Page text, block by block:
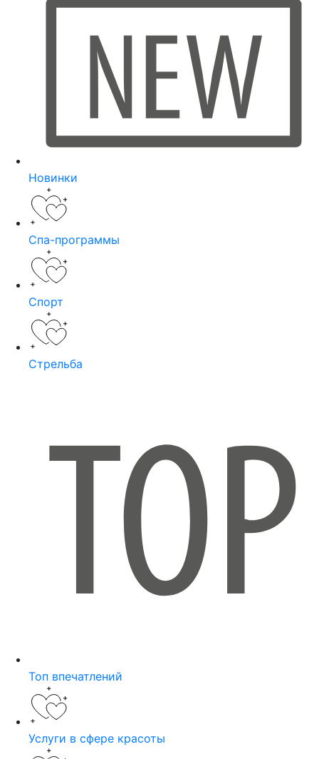
Новинки
Спа-программы
Спорт
Стрельба
Топ впечатлений
Услуги в сфере красоты